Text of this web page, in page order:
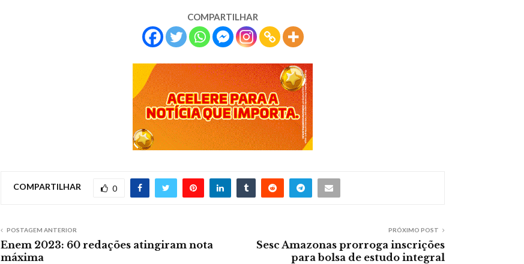
COMPARTILHAR
COMPARTILHAR 0
POSTAGEM ANTERIOR
Enem 2023: 60 redações atingiram nota
máxima
PRÓXIMO POST
Sesc Amazonas prorroga inscrições
para bolsa de estudo integral